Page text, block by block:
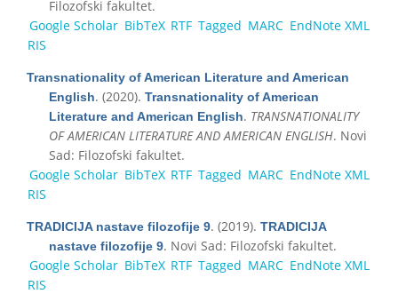
Filozofski fakultet.
Google Scholar BibTeX RTF Tagged MARC EndNote XML
RIS
Transnationality of American Literature and American
English. (2020). Transnationality of American
Literature and American English. TRANSNATIONALITY
OF AMERICAN LITERATURE AND AMERICAN ENGLISH. Novi
Sad: Filozofski fakultet.
Google Scholar BibTeX RTF Tagged MARC EndNote XML
RIS
TRADICIJA nastave filozofije 9. (2019). TRADICIJA
nastave filozofije 9. Novi Sad: Filozofski fakultet.
Google Scholar BibTeX RTF Tagged MARC EndNote XML
RIS